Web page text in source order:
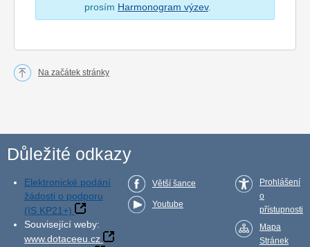
prosím Harmonogram výzev.
Na začátek stránky
Důležité odkazy
Elektronické podání
žádosti o podporu
(IS KP21+)
Související weby:
www.dotaceeu.cz
Větší šance
Youtube
Prohlášení
o
přístupnosti
Mapa
Stránek